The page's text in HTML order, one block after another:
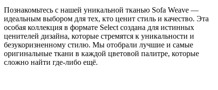
Познакомьтесь с нашей уникальной тканью Sofa Weave —
идеальным выбором для тех, кто ценит стиль и качество. Эта
особая коллекция в формате Select создана для истинных
ценителей дизайна, которые стремятся к уникальности и
безукоризненному стилю. Мы отобрали лучшие и самые
оригинальные ткани в каждой цветовой палитре, которые
сложно найти где-либо ещё.